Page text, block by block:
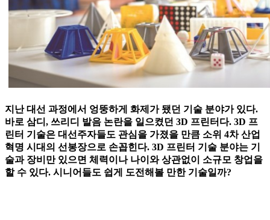
지난 대선 과정에서 엉뚱하게 화제가 됐던 기술 분야가 있다.
바로 삼디, 쓰리디 발음 논란을 일으켰던 3D 프린터다. 3D 프
린터 기술은 대선주자들도 관심을 가졌을 만큼 소위 4차 산업
혁명 시대의 선봉장으로 손꼽힌다. 3D 프린터 기술 분야는 기
술과 장비만 있으면 체력이나 나이와 상관없이 소규모 창업을
할 수 있다. 시니어들도 쉽게 도전해볼 만한 기술일까?